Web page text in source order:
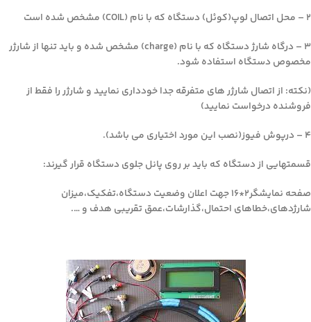
۲ – محل اتصال لوپ(کوئل) دستگاه که با نام (COIL) مشخص شده است
۳ – درگاه شارژ دستگاه که با نام (charge) مشخص شده و باید تنها از شارژر
مخصوص دستگاه استفاده شود.
(نکته: از اتصال شارژر های متفرقه جدا خودداری نمایید و شارژر را فقط از
فروشنده درخواست نمایید)
۴ – درپوش فیوز(نصب این مورد اختیاری می باشد).
قسمتهایی از دستگاه که باید بر روی پانل جلوی دستگاه قرار گیرند:
صفحه نمایشگر۲*۱۶ جهت اعلان وضعیت دستگاه،تفکیک،میزان
شارژدهای،خطاهای احتمال،گذارشات،عمق تقریبی هدف و ….